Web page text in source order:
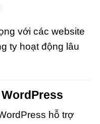
với các website
ty hoạt động lâu
hỗ trợ